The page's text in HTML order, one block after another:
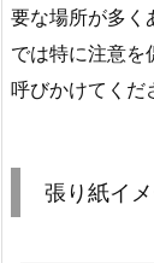
要な場所が多く
では特に注意を
呼びかけてくだ
張り紙イ